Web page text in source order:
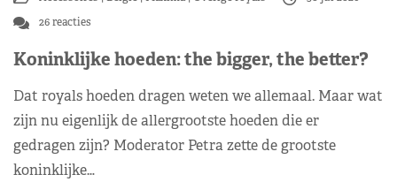
26 reacties
Koninklijke hoeden: the bigger, the better?
Dat royals hoeden dragen weten we allemaal. Maar wat
zijn nu eigenlijk de allergrootste hoeden die er
gedragen zijn? Moderator Petra zette de grootste
koninklijke…